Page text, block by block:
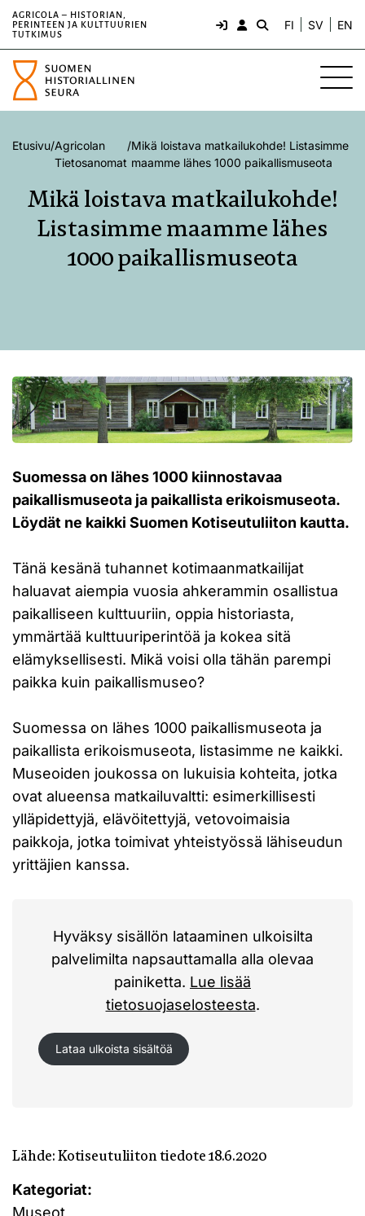
AGRICOLA – HISTORIAN,
PERINTEEN JA KULTTUURIEN
TUTKIMUS
FI SV EN
Etusivu/Agricolan
Tietosanomat
/Mikä loistava matkailukohde! Listasimme
maamme lähes 1000 paikallismuseota
Mikä loistava matkailukohde!
Listasimme maamme lähes
1000 paikallismuseota
Suomessa on lähes 1000 kiinnostavaa
paikallismuseota ja paikallista erikoismuseota.
Löydät ne kaikki Suomen Kotiseutuliiton kautta.
Tänä kesänä tuhannet kotimaanmatkailijat
haluavat aiempia vuosia ahkerammin osallistua
paikalliseen kulttuuriin, oppia historiasta,
ymmärtää kulttuuriperintöä ja kokea sitä
elämyksellisesti. Mikä voisi olla tähän parempi
paikka kuin paikallismuseo?
Suomessa on lähes 1000 paikallismuseota ja
paikallista erikoismuseota, listasimme ne kaikki.
Museoiden joukossa on lukuisia kohteita, jotka
ovat alueensa matkailuvaltti: esimerkillisesti
ylläpidettyjä, elävöitettyjä, vetovoimaisia
paikkoja, jotka toimivat yhteistyössä lähiseudun
yrittäjien kanssa.
Hyväksy sisällön lataaminen ulkoisilta
palvelimilta napsauttamalla alla olevaa
painiketta. Lue lisää
tietosuojaselosteesta.
Lataa ulkoista sisältöä
Lähde: Kotiseutuliiton tiedote 18.6.2020
Kategoriat:
Museot